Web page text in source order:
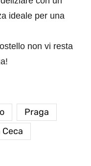
ideale per una
non vi resta
Praga